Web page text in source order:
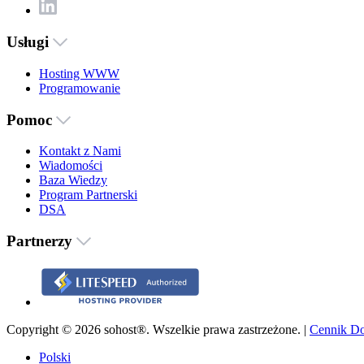
Usługi
Hosting WWW
Programowanie
Pomoc
Kontakt z Nami
Wiadomości
Baza Wiedzy
Program Partnerski
DSA
Partnerzy
Copyright © 2026 sohost®. Wszelkie prawa zastrzeżone. | Cennik
Polski